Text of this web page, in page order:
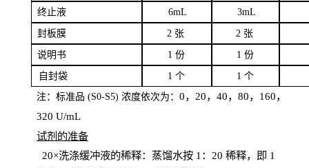
终止液 6mL 3mL
封板膜 2 张 2 张
说明书 1 份 1 份
自封袋 1 个 1 个
注：标准品 (S0-S5) 浓度依次为： 0，20，40，80，160，
320 U/mL
试剂的准备
20×洗涤缓冲液的稀释：蒸馏水按 1：20 稀释，即 1